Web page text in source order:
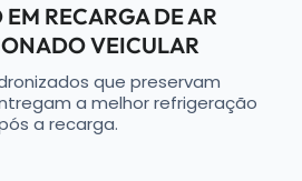
RECARGA DE AR
VEICULAR
que preservam
a melhor refrigeração
a recarga.